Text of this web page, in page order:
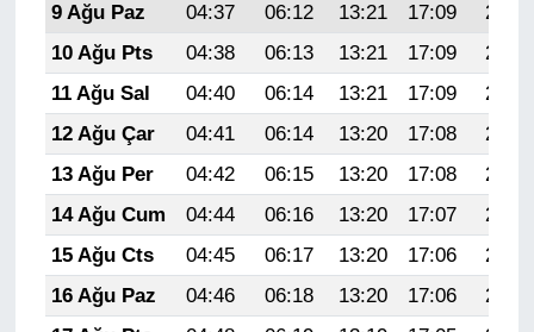
9 Ağu Paz
04:37 06:12 13:21 17:09
20:20
10 Ağu Pts
04:38 06:13 13:21 17:09
20:19
11 Ağu Sal
04:40 06:14 13:21 17:09
20:18
12 Ağu Çar
04:41 06:14 13:20 17:08
20:17
13 Ağu Per
04:42 06:15 13:20 17:08
20:15
14 Ağu Cum
04:44 06:16 13:20 17:07
20:14
15 Ağu Cts
04:45 06:17 13:20 17:06
20:13
16 Ağu Paz
04:46 06:18 13:20 17:06
20:11